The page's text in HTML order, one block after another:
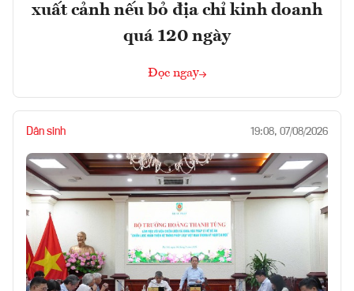
xuất cảnh nếu bỏ địa chỉ kinh doanh
quá 120 ngày
Đọc ngay
Dân sinh 19:08, 07/08/2026